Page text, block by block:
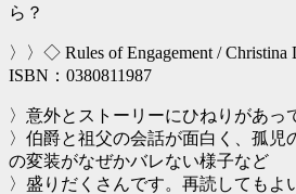
ら？
〉〉◇ Rules of Engagement /
ISBN：0380811987
〉意外とストーリーにひねりがあっ
〉伯爵と祖父の会話が面白く、孤児
の変装がなぜかバレない様子など
〉盛りだくさんです。再読してもよ